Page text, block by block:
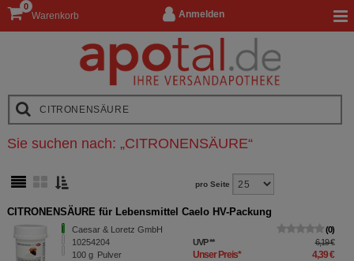
Anmelden
Warenkorb
0
Sie suchen nach: „CITRONENSÄURE“
pro Seite
CITRONENSÄURE für Lebensmittel Caelo HV-Packung
Caesar & Loretz GmbH
10254204
100 g Pulver
0
UVP** 6,19 €
Unser Preis* 4,39 €